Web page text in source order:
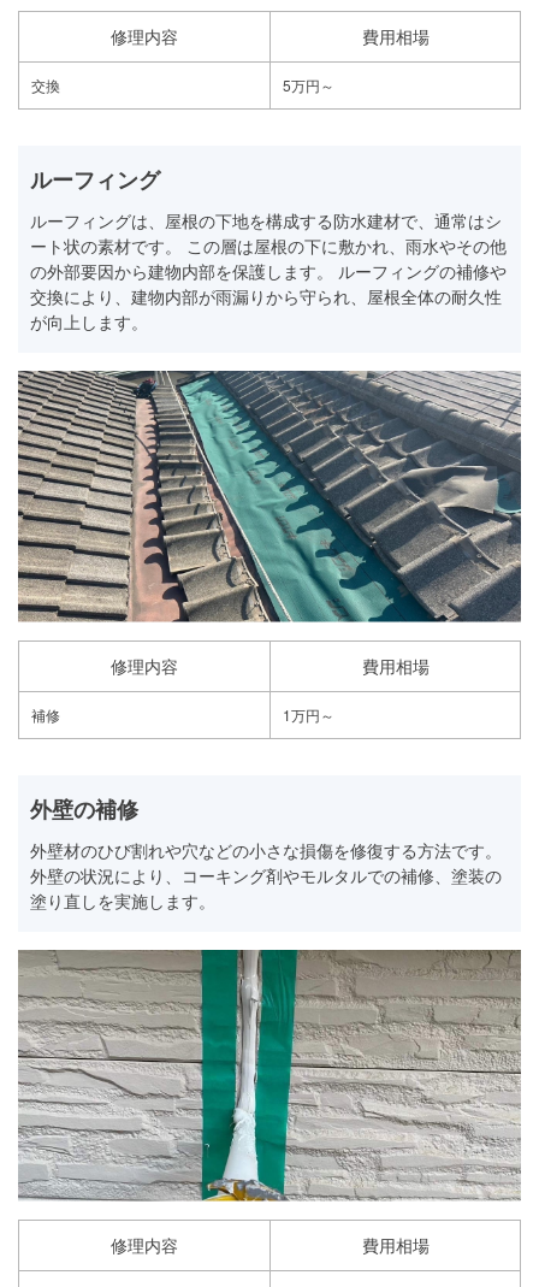
修理内容 費用相場
交換 5万円～
ルーフィング
ルーフィングは、屋根の下地を構成する防水建材で、通常はシ
ート状の素材です。 この層は屋根の下に敷かれ、雨水やその他
の外部要因から建物内部を保護します。 ルーフィングの補修や
交換により、建物内部が雨漏りから守られ、屋根全体の耐久性
が向上します。
修理内容 費用相場
補修 1万円～
外壁の補修
外壁材のひび割れや穴などの小さな損傷を修復する方法です。
外壁の状況により、コーキング剤やモルタルでの補修、塗装の
塗り直しを実施します。
修理内容 費用相場